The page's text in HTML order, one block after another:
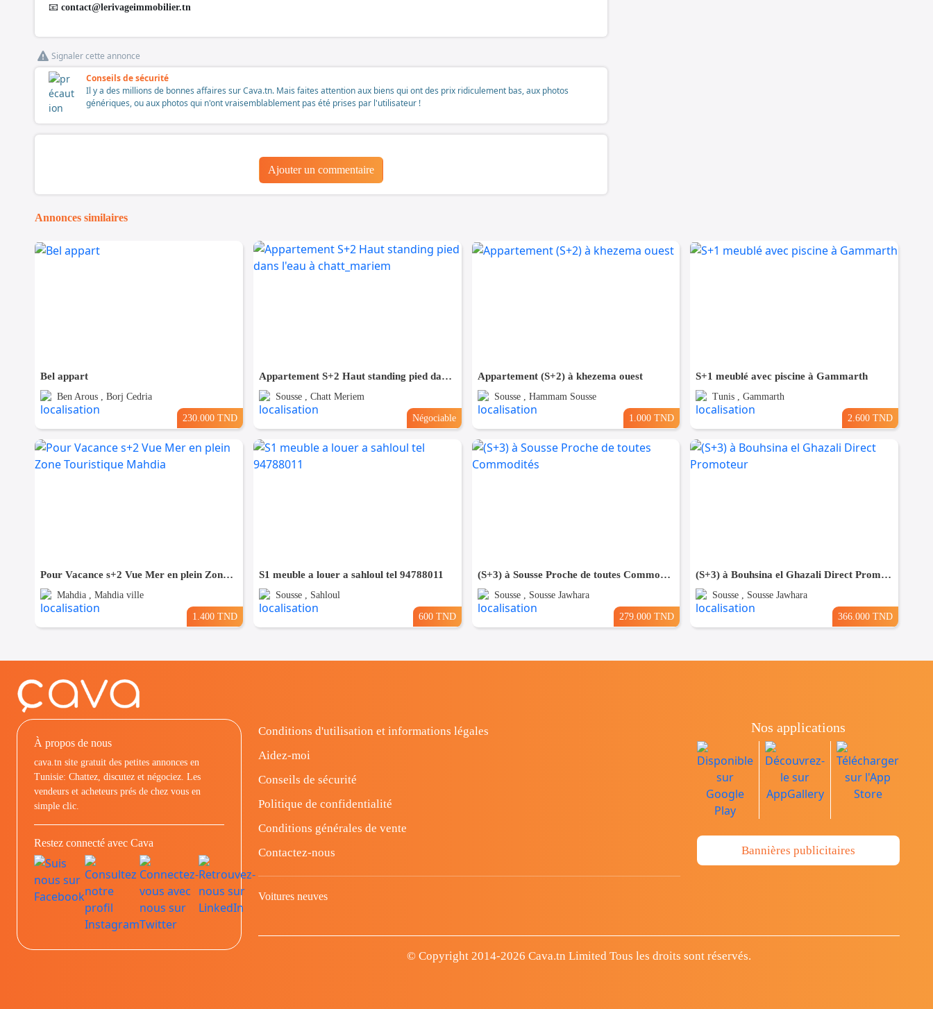
📧 contact@lerivageimmobilier.tn
Signaler cette annonce
Conseils de sécurité
Il y a des millions de bonnes affaires sur Cava.tn. Mais faites attention aux biens qui ont des prix ridiculement bas, aux photos
génériques, ou aux photos qui n'ont vraisemblablement pas été prises par l'utilisateur !
Ajouter un commentaire
Annonces similaires
Bel appart
Ben Arous , Borj Cedria
230.000 TND
Appartement S+2 Haut standing pied dans l'eau à chatt_mariem
Sousse , Chatt Meriem
Négociable
Appartement (S+2) à khezema ouest
Sousse , Hammam Sousse
1.000 TND
S+1 meublé avec piscine à Gammarth
Tunis , Gammarth
2.600 TND
Pour Vacance s+2 Vue Mer en plein Zone Touristique Mahdia
Mahdia , Mahdia ville
1.400 TND
S1 meuble a louer a sahloul tel 94788011
Sousse , Sahloul
600 TND
(S+3) à Sousse Proche de toutes Commodités
Sousse , Sousse Jawhara
279.000 TND
(S+3) à Bouhsina el Ghazali Direct Promoteur
Sousse , Sousse Jawhara
366.000 TND
À propos de nous
cava.tn site gratuit des petites annonces en
Tunisie: Chattez, discutez et négociez. Les
vendeurs et acheteurs prés de chez vous en
simple clic.
Restez connecté avec Cava
Conditions d'utilisation et informations légales
Aidez-moi
Conseils de sécurité
Politique de confidentialité
Conditions générales de vente
Contactez-nous
Voitures neuves
Nos applications
Bannières publicitaires
© Copyright 2014-2026 Cava.tn Limited Tous les droits sont réservés.